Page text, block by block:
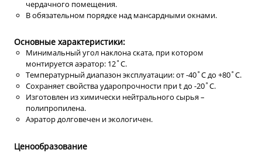
чердачного помещения.
В обязательном порядке над мансардными окнами.
Основные характеристики:
Минимальный угол наклона ската, при котором
монтируется аэратор: 12˚С.
Температурный диапазон эксплуатации: от -40˚С до +80˚С.
Сохраняет свойства ударопрочности при t до -20˚C.
Изготовлен из химически нейтрального сырья –
полипропилена.
Аэратор долговечен и экологичен.
Ценообразование